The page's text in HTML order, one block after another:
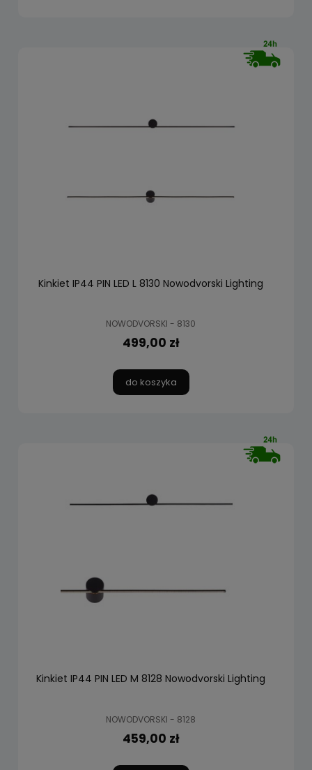
Kinkiet IP44 PIN LED L 8130 Nowodvorski Lighting
NOWODVORSKI - 8130
499,00 zł
do koszyka
Kinkiet IP44 PIN LED M 8128 Nowodvorski Lighting
NOWODVORSKI - 8128
459,00 zł